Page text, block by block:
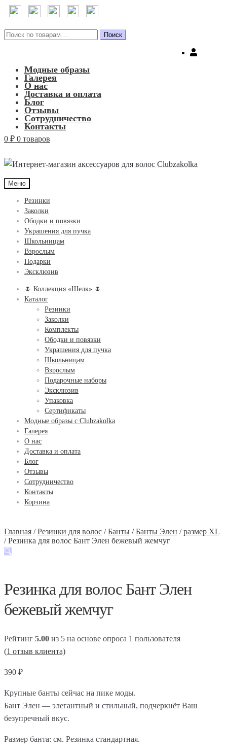
Искать: Поиск
Модные образы
Галерея
О нас
Доставка и оплата
Блог
Отзывы
Сотрудничество
Контакты
0 ₽ 0 товаров
Меню
Резинки
Заколки
Ободки и повязки
Украшения для пучка
Школьницам
Взрослым
Подарки
Эксклюзив
🌷 Коллекция «Шелк» 🌷
Каталог
Резинки
Заколки
Комплекты
Ободки и повязки
Украшения для пучка
Школьницам
Взрослым
Подарочные наборы
Эксклюзив
Упаковка
Сертификаты
Модные образы с Clubzakolka
Галерея
О нас
Доставка и оплата
Блог
Отзывы
Сотрудничество
Контакты
Корзина
Главная /Резинки для волос /Банты /Банты Элен /размер XL
/Резинка для волос Бант Элен бежевый жемчуг
🔍
Резинка для волос Бант Элен
бежевый жемчуг
Рейтинг 5.00 из 5 на основе опроса 1 пользователя
(1 отзыв клиента)
390 ₽
Крупные банты сейчас на пике моды.
Бант Элен — элегантный и стильный, подчеркнёт Ваш
безупречный вкус.
Размер банта: см. Резинка стандартная.